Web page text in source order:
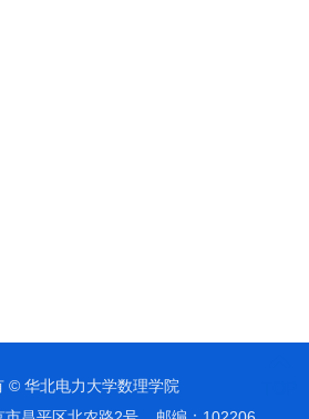
© 华北电力大学数理学院